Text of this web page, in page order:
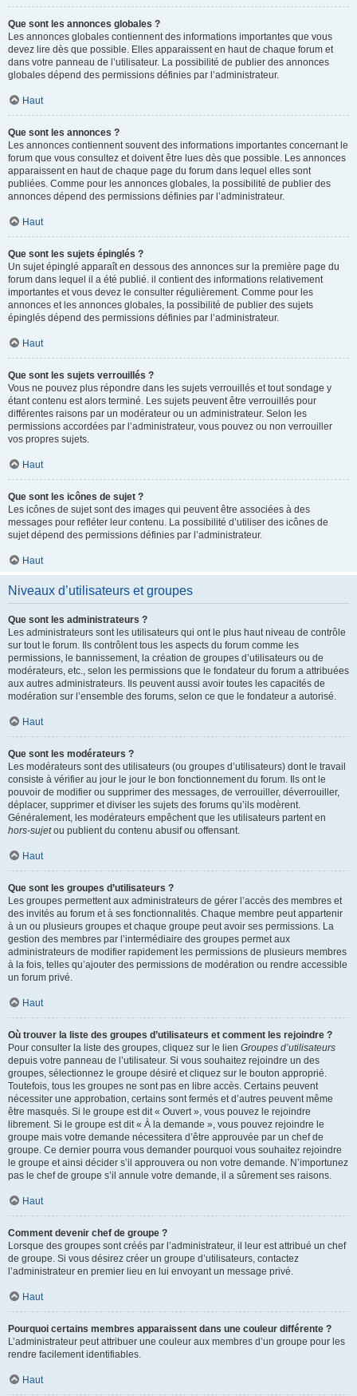
Que sont les annonces globales ?
Les annonces globales contiennent des informations importantes que vous
devez lire dès que possible. Elles apparaissent en haut de chaque forum et
dans votre panneau de l’utilisateur. La possibilité de publier des annonces
globales dépend des permissions définies par l’administrateur.
Haut
Que sont les annonces ?
Les annonces contiennent souvent des informations importantes concernant le
forum que vous consultez et doivent être lues dès que possible. Les annonces
apparaissent en haut de chaque page du forum dans lequel elles sont
publiées. Comme pour les annonces globales, la possibilité de publier des
annonces dépend des permissions définies par l’administrateur.
Haut
Que sont les sujets épinglés ?
Un sujet épinglé apparaît en dessous des annonces sur la première page du
forum dans lequel il a été publié. il contient des informations relativement
importantes et vous devez le consulter régulièrement. Comme pour les
annonces et les annonces globales, la possibilité de publier des sujets
épinglés dépend des permissions définies par l’administrateur.
Haut
Que sont les sujets verrouillés ?
Vous ne pouvez plus répondre dans les sujets verrouillés et tout sondage y
étant contenu est alors terminé. Les sujets peuvent être verrouillés pour
différentes raisons par un modérateur ou un administrateur. Selon les
permissions accordées par l’administrateur, vous pouvez ou non verrouiller
vos propres sujets.
Haut
Que sont les icônes de sujet ?
Les icônes de sujet sont des images qui peuvent être associées à des
messages pour refléter leur contenu. La possibilité d’utiliser des icônes de
sujet dépend des permissions définies par l’administrateur.
Haut
Niveaux d’utilisateurs et groupes
Que sont les administrateurs ?
Les administrateurs sont les utilisateurs qui ont le plus haut niveau de contrôle
sur tout le forum. Ils contrôlent tous les aspects du forum comme les
permissions, le bannissement, la création de groupes d’utilisateurs ou de
modérateurs, etc., selon les permissions que le fondateur du forum a attribuées
aux autres administrateurs. Ils peuvent aussi avoir toutes les capacités de
modération sur l’ensemble des forums, selon ce que le fondateur a autorisé.
Haut
Que sont les modérateurs ?
Les modérateurs sont des utilisateurs (ou groupes d’utilisateurs) dont le travail
consiste à vérifier au jour le jour le bon fonctionnement du forum. Ils ont le
pouvoir de modifier ou supprimer des messages, de verrouiller, déverrouiller,
déplacer, supprimer et diviser les sujets des forums qu’ils modèrent.
Généralement, les modérateurs empêchent que les utilisateurs partent en
hors-sujetou publient du contenu abusif ou offensant.
Haut
Que sont les groupes d’utilisateurs ?
Les groupes permettent aux administrateurs de gérer l’accès des membres et
des invités au forum et à ses fonctionnalités. Chaque membre peut appartenir
à un ou plusieurs groupes et chaque groupe peut avoir ses permissions. La
gestion des membres par l’intermédiaire des groupes permet aux
administrateurs de modifier rapidement les permissions de plusieurs membres
à la fois, telles qu’ajouter des permissions de modération ou rendre accessible
un forum privé.
Haut
Où trouver la liste des groupes d’utilisateurs et comment les rejoindre ?
Pour consulter la liste des groupes, cliquez sur le lien Groupes d’utilisateurs
depuis votre panneau de l’utilisateur. Si vous souhaitez rejoindre un des
groupes, sélectionnez le groupe désiré et cliquez sur le bouton approprié.
Toutefois, tous les groupes ne sont pas en libre accès. Certains peuvent
nécessiter une approbation, certains sont fermés et d’autres peuvent même
être masqués. Si le groupe est dit « Ouvert », vous pouvez le rejoindre
librement. Si le groupe est dit « À la demande », vous pouvez rejoindre le
groupe mais votre demande nécessitera d’être approuvée par un chef de
groupe. Ce dernier pourra vous demander pourquoi vous souhaitez rejoindre
le groupe et ainsi décider s’il approuvera ou non votre demande. N’importunez
pas le chef de groupe s’il annule votre demande, il a sûrement ses raisons.
Haut
Comment devenir chef de groupe ?
Lorsque des groupes sont créés par l’administrateur, il leur est attribué un chef
de groupe. Si vous désirez créer un groupe d’utilisateurs, contactez
l’administrateur en premier lieu en lui envoyant un message privé.
Haut
Pourquoi certains membres apparaissent dans une couleur différente ?
L’administrateur peut attribuer une couleur aux membres d’un groupe pour les
rendre facilement identifiables.
Haut